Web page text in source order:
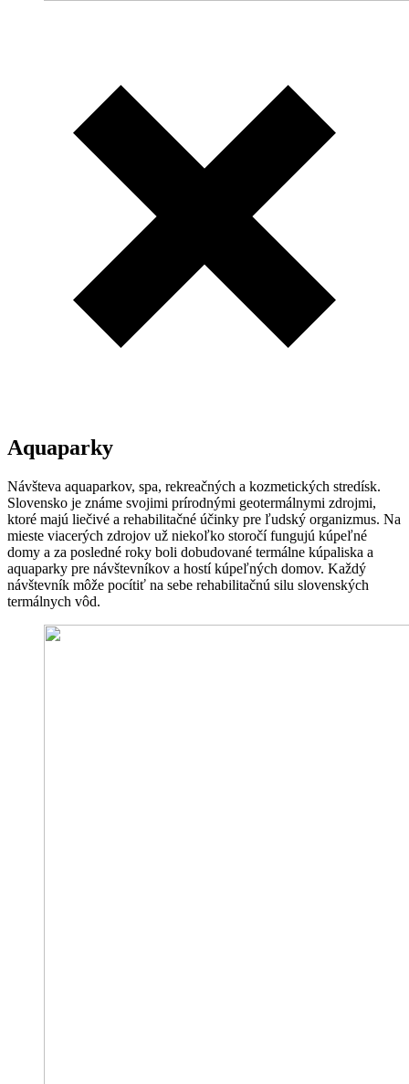
Aquaparky
Návšteva aquaparkov, spa, rekreačných a kozmetických stredísk.
Slovensko je známe svojimi prírodnými geotermálnymi zdrojmi,
ktoré majú liečivé a rehabilitačné účinky pre ľudský organizmus. Na
mieste viacerých zdrojov už niekoľko storočí fungujú kúpeľné
domy a za posledné roky boli dobudované termálne kúpaliska a
aquaparky pre návštevníkov a hostí kúpeľných domov. Každý
návštevník môže pocítiť na sebe rehabilitačnú silu slovenských
termálnych vôd.